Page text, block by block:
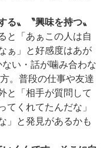
る〟〝興味を持つ〟
と「あぁこの人は自
ぁ」と好感度はあが
い・話が噛み合わな
。普段の仕事や友達
と「相手が質問して
てくれてたんだな」
」と発見があるかも